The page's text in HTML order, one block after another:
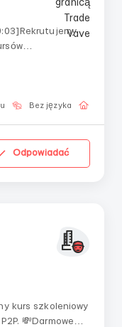
wypłaty
sięBez języka
Odpowiadać
kurs szkoleniowy
💸Darmowe